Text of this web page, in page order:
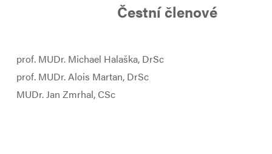
Čestní členové
prof. MUDr. Michael Halaška, DrSc
prof. MUDr. Alois Martan, DrSc
MUDr. Jan Zmrhal, CSc